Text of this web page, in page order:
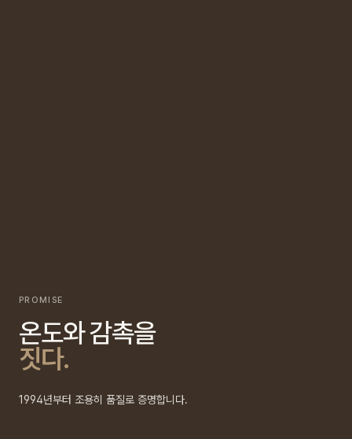
PROMISE
온도와 감촉을
짓다.
1994년부터 조용히 품질로 증명합니다.